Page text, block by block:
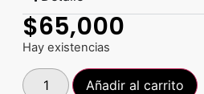
$65,000
Hay existencias
Añadir al carrito